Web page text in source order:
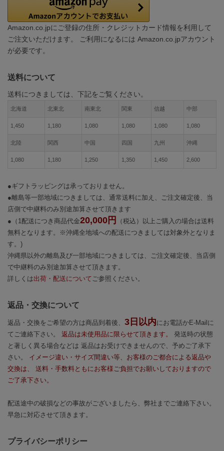
Amazon.co.jpにご登録の住所・クレジットカード情報を利用して
ご注文いただけます。 ご利用になるには Amazon.co.jpアカウント
が必要です。
送料について
送料につきましては、下記をご覧ください。
北海道 北東北 南東北 関東 信越 中部
1,450 1,180 1,080 1,080 1,080 1,080
北陸 関西 中国 四国 九州 沖縄
1,080 1,180 1,250 1,350 1,450 2,600
●ギフトラッピングは承っておりません。
●離島等一部地域につきましては、通常送料に加え、ご注文確定後、当
店側で中継料のみ別途加算させて頂きます
●（1配送につき商品代金20,000円
（税込）以上ご購入の場合は送料
無料となります。※沖縄全地域への配送につきましては対象外となりま
す。)
沖縄県以外の離島及び一部地域につきましては、ご注文確定後、当店側
で中継料のみ別途加算させて頂きます。
詳しくは出荷・配送について ご参照ください。
返品・交換について
返品・交換をご希望の方は商品到着後、 3日以内にお電話かE-Mailに
てご連絡下さい。 返品は未使用品に限らせて頂きます。
発送時の状態
と著しく異る場合などは 返品はお受けできませんので、予めご了承下
さい。 イメージ違い・サイズ間違い等、お客様のご都合による返品や
交換は、 送料・手数料ともにお客様ご負担でお願いしておりますので
ご了承下さい。
配送途中の破損などの事故がございましたら、弊社までご連絡下さい。
早急に対応させて頂きます。
プライバシーポリシー